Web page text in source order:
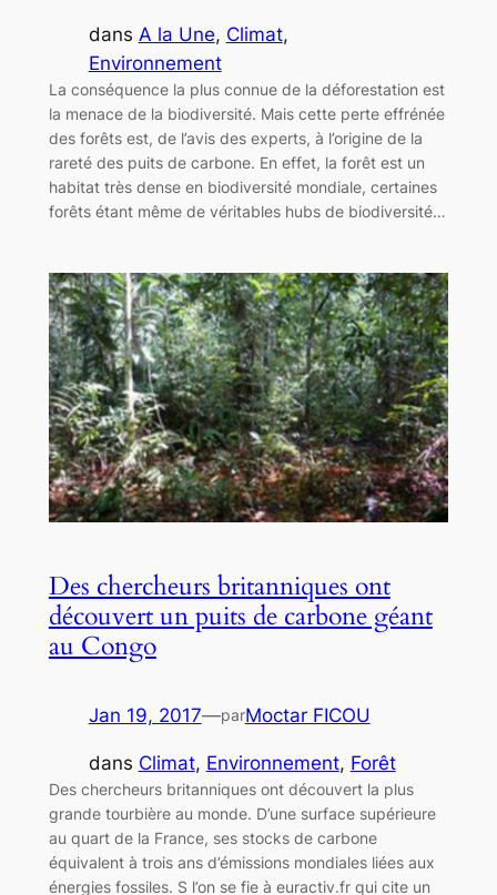
dans A la Une, Climat
Environnement
La conséquence la plus connue de la déforestation est
la menace de la biodiversité. Mais cette perte effrénée
des forêts est, de l’avis des experts, à l’origine de la
rareté des puits de carbone. En effet, la forêt est un
habitat très dense en biodiversité mondiale, certaines
forêts étant même de véritables hubs de biodiversité…
Des chercheurs britanniques ont
découvert un puits de carbone géant
au Congo
Jan 19, 2017—parMoctar FICOU
dans Climat, Environnement, Forêt
Des chercheurs britanniques ont découvert la plus
grande tourbière au monde. D’une surface supérieure
au quart de la France, ses stocks de carbone
équivalent à trois ans d’émissions mondiales liées aux
énergies fossiles. S l’on se fie à euractiv.fr qui cite un